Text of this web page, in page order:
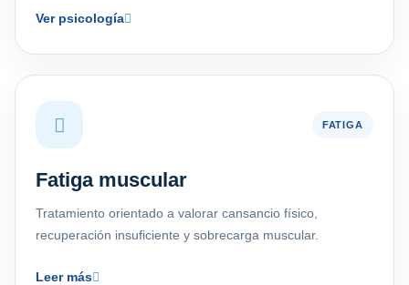
Ver psicología
FATIGA
Fatiga muscular
Tratamiento orientado a valorar cansancio físico,
recuperación insuficiente y sobrecarga muscular.
Leer más